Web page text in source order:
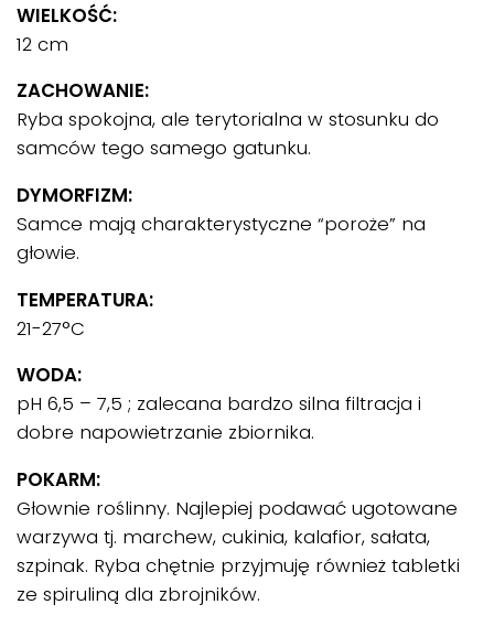
WIELKOŚĆ:
12 cm
ZACHOWANIE:
Ryba spokojna, ale terytorialna w stosunku do
samców tego samego gatunku.
DYMORFIZM:
Samce mają charakterystyczne “poroże” na
głowie.
TEMPERATURA:
21-27°C
WODA:
pH 6,5 – 7,5 ; zalecana bardzo silna filtracja i
dobre napowietrzanie zbiornika.
POKARM:
Głownie roślinny. Najlepiej podawać ugotowane
warzywa tj. marchew, cukinia, kalafior, sałata,
szpinak. Ryba chętnie przyjmuję również tabletki
ze spiruliną dla zbrojników.